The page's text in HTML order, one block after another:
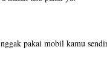
pakai mobil kamu